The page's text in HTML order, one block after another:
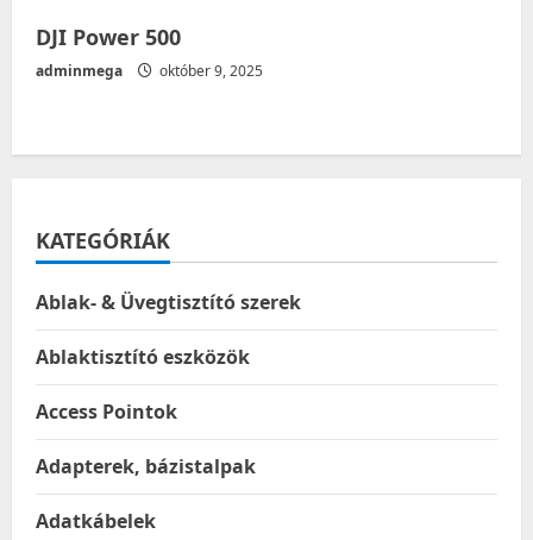
DJI Power 500
adminmega október 9, 2025
KATEGÓRIÁK
Ablak- & Üvegtisztító szerek
Ablaktisztító eszközök
Access Pointok
Adapterek, bázistalpak
Adatkábelek